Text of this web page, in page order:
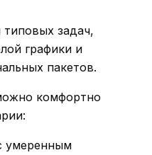
задач,
графики и
пакетов.
комфортно
умеренным